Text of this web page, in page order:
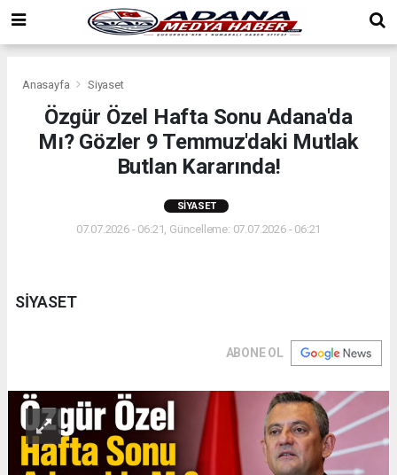
Anasayfa Siyaset
Özgür Özel Hafta Sonu Adana'da
Mı? Gözler 9 Temmuz'daki Mutlak
Butlan Kararında!
SIYASET
07.07.2026 - 06:21, Güncelleme: 07.07.2026 - 06:21
SİYASET
ABONE OL